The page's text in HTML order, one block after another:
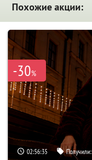
Похожие акции:
-30%
02:56:34 Получили: